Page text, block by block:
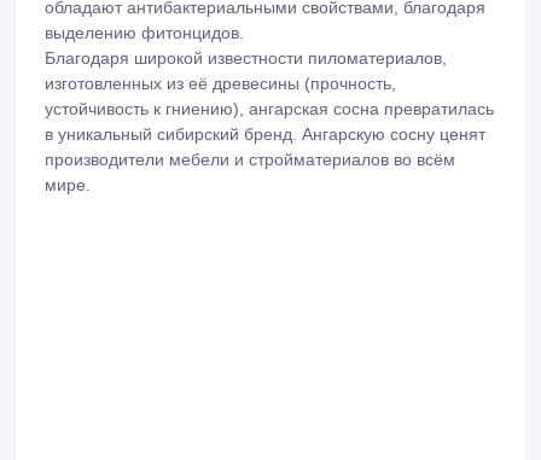
обладают антибактериальными свойствами, благодаря
выделению фитонцидов.
Благодаря широкой известности пиломатериалов,
изготовленных из её древесины (прочность,
устойчивость к гниению), ангарская сосна превратилась
в уникальный сибирский бренд. Ангарскую сосну ценят
производители мебели и стройматериалов во всём
мире.